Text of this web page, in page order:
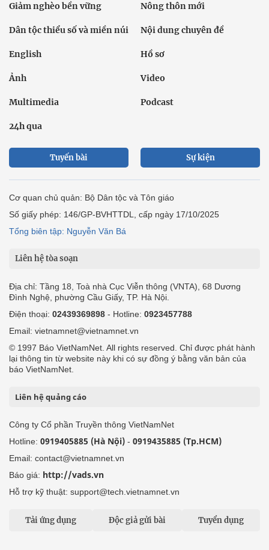
Giảm nghèo bền vững Nông thôn mới
Dân tộc thiểu số và miền núi Nội dung chuyên đề
English Hồ sơ
Ảnh Video
Multimedia Podcast
24h qua
Tuyến bài Sự kiện
Cơ quan chủ quản: Bộ Dân tộc và Tôn giáo
Số giấy phép: 146/GP-BVHTTDL, cấp ngày 17/10/2025
Tổng biên tập: Nguyễn Văn Bá
Liên hệ tòa soạn
Địa chỉ: Tầng 18, Toà nhà Cục Viễn thông (VNTA), 68 Dương
Đình Nghệ, phường Cầu Giấy, TP. Hà Nội.
Điện thoại: 02439369898 - Hotline: 0923457788
Email: vietnamnet@vietnamnet.vn
© 1997 Báo VietNamNet. All rights reserved. Chỉ được phát hành
lại thông tin từ website này khi có sự đồng ý bằng văn bản của
báo VietNamNet.
Liên hệ quảng cáo
Công ty Cổ phần Truyền thông VietNamNet
Hotline: 0919405885 (Hà Nội) - 0919435885 (Tp.HCM)
Email: contact@vietnamnet.vn
Báo giá: http://vads.vn
Hỗ trợ kỹ thuật: support@tech.vietnamnet.vn
Tải ứng dụng Độc giả gửi bài Tuyển dụng